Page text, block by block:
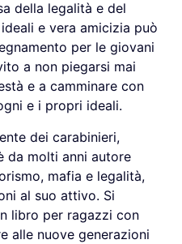
della legalità e del
e vera amicizia può
per le giovani
a non piegarsi mai
e a camminare con
e i propri ideali.
dei carabinieri,
da molti anni autore
mafia e legalità,
al suo attivo. Si
libro per ragazzi con
alle nuove generazioni